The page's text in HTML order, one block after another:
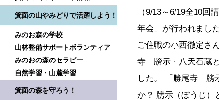
箕面の山やみどりで活躍しよう！
みのお森の学校
山林整備サポートボランティア
みのおの森のセラピー
自然学習・山麓学習
箕面の森を守ろう！
（9/13～6/19全10回
年会」が行われまし
ご住職の小西徹定さ
寺 牓示・八天石蔵
した。 「勝尾寺 牓
か？ 牓示（ぼうじ）